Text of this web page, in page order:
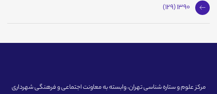
1390 (129)
مرکز علوم و ستاره شناسی تهران، وابسته به معاونت اجتماعی و فرهنگی شهرداری